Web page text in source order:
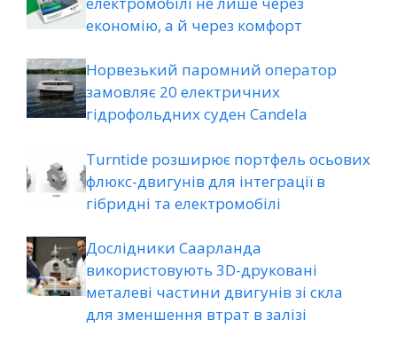
економію, а й через комфорт
Норвезький паромний оператор
замовляє 20 електричних
гідрофольдних суден Candela
Turntide розширює портфель осьових
флюкс-двигунів для інтеграції в
гібридні та електромобілі
Дослідники Саарланда
використовують 3D-друковані
металеві частини двигунів зі скла
для зменшення втрат в залізі